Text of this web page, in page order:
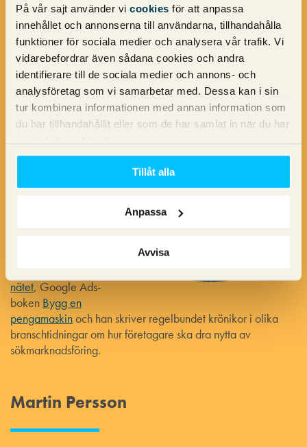
På vår sajt använder vi cookies för att anpassa
innehållet och annonserna till användarna, tillhandahålla
funktioner för sociala medier och analysera vår trafik. Vi
vidarebefordrar även sådana cookies och andra
identifierare till de sociala medier och annons- och
analysföretag som vi samarbetar med. Dessa kan i sin
tur kombinera informationen med annan information som
du har tillhandahållit eller som de har samlat in när du har
Tillåt alla
Anpassa
Avvisa
Michael Wahlgren
Pineberrys grundare
Michael Wahlgren
som med sina 20 år
inom
ring är en av
området. Michael är
boken
nätet, Google Ads-
boken Bygg en
pengamaskinoch han skriver regelbundet krönikor i olika
branschtidningar om hur företagare ska dra nytta av
sökmarknadsföring.
Martin Persson